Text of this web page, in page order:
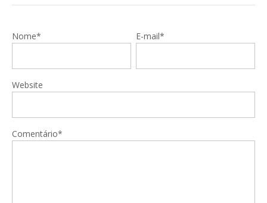
Nome* E-mail*
Website
Comentário*